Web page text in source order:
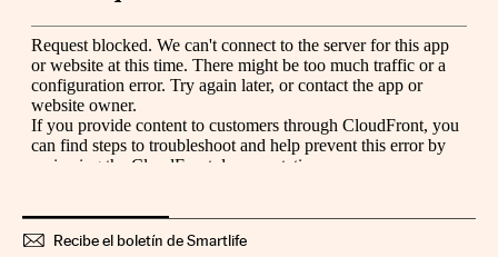
Recibe el boletín de Smartlife